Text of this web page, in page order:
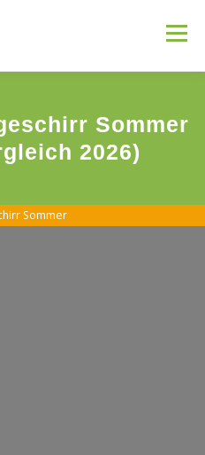
Menu
Sommer
2026)
Sommer